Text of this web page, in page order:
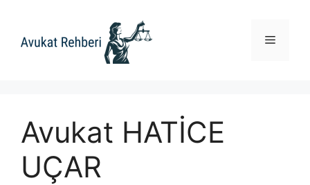
Menü
Avukat HATİCE
UÇAR